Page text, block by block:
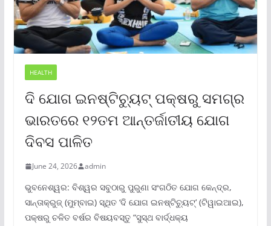
HEALTH
ଦି ଯୋଗ ଇନଷ୍ଟିଚ୍ୟୁଟ୍ ପକ୍ଷରୁ ସମଗ୍ର
ଭାରତରେ ୧୨ତମ ଆନ୍ତର୍ଜାତୀୟ ଯୋଗ
ଦିବସ ପାଳିତ
June 24, 2026 admin
ଭୁବନେଶ୍ୱର: ବିଶ୍ୱର ସବୁଠାରୁ ପୁରୁଣା ସଂଗଠିତ ଯୋଗ କେନ୍ଦ୍ର,
ସାନ୍ତାକ୍ରୁଜ୍ (ମୁମ୍ବାଇ) ସ୍ଥିତ ‘ଦି ଯୋଗ ଇନଷ୍ଟିଚ୍ୟୁଟ୍‌’ (ଟିୱାଇଆଇ),
ପକ୍ଷରୁ ଚଳିତ ବର୍ଷର ବିଷୟବସ୍ତୁ “ସୁସ୍ଥ ବାର୍ଦ୍ଧକ୍ୟ